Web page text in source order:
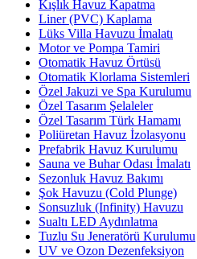
Kışlık Havuz Kapatma
Liner (PVC) Kaplama
Lüks Villa Havuzu İmalatı
Motor ve Pompa Tamiri
Otomatik Havuz Örtüsü
Otomatik Klorlama Sistemleri
Özel Jakuzi ve Spa Kurulumu
Özel Tasarım Şelaleler
Özel Tasarım Türk Hamamı
Poliüretan Havuz İzolasyonu
Prefabrik Havuz Kurulumu
Sauna ve Buhar Odası İmalatı
Sezonluk Havuz Bakımı
Şok Havuzu (Cold Plunge)
Sonsuzluk (Infinity) Havuzu
Sualtı LED Aydınlatma
Tuzlu Su Jeneratörü Kurulumu
UV ve Ozon Dezenfeksiyon